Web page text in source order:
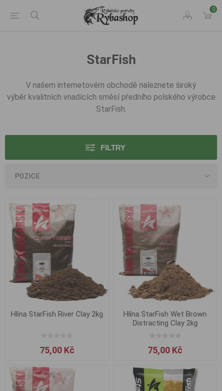
0
StarFish
V našem internetovém obchodě naleznete široký
výběr kvalitních vnadících směsí předního polského výrobce
StarFish.
FILTRY
Hlína StarFish River Clay 2kg
75,00 Kč
Hlína StarFish Wet Brown
Distracting Clay 2kg
75,00 Kč